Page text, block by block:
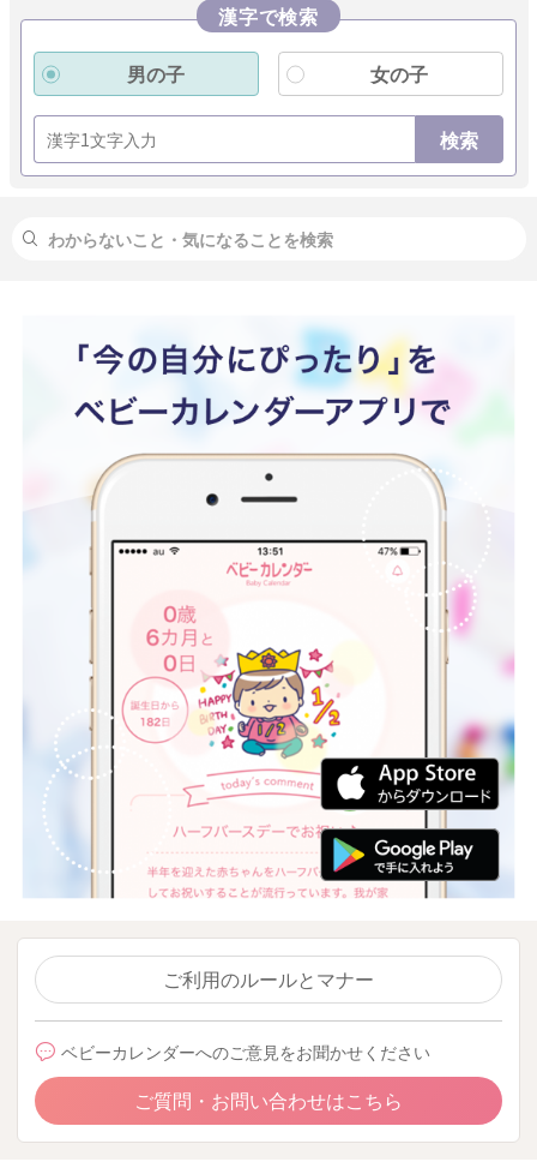
漢字で検索
男の子
女の子
検索
ご利用のルールとマナー
ベビーカレンダーへのご意見をお聞かせください
ご質問・お問い合わせはこちら